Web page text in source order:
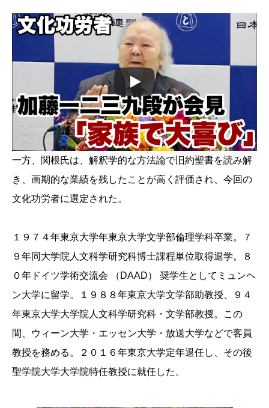
一方、関根氏は、解釈学的な方法論で旧約聖書を読み解
き、画期的な業績を残したことが高く評価され、今回の
文化功労者に選定された。
１９７４年東京大学年東京大学文学部倫理学科卒業。７
９年同大学院人文科学研究科博士課程単位取得退学。８
０年ドイツ学術交流会 （DAAD） 奨学生としてミュンヘ
ン大学に留学。１９８８年東京大学文学部助教授、９４
年東京大学大学院人文科学研究科・文学部教授。この
間、ウィーン大学・エッセン大学・放送大学などで客員
教授を務める。２０１６年東京大学定年退任し、その後
聖学院大学大学院特任教授に就任した。